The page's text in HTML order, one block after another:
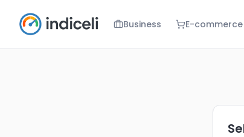
Business E-commerce
Selon
Les